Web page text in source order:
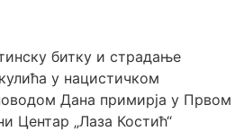
битку и страдање
у нацистичком
Дана примирја у Првом
Центар „Лаза Костић“